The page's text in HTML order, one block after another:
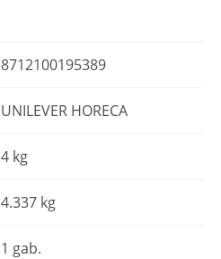
8712100195389
UNILEVER HORECA
4 kg
4.337 kg
1 gab.